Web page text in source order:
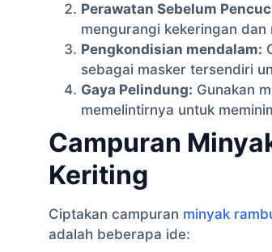
Perawatan Sebelum
mengurangi kekeringan dan
Pengkondisian mendalam:
sebagai masker tersendiri
Gaya Pelindung: Gunakan
memelintirnya untuk
Campuran
Keriting
Ciptakan campuran minyak
adalah beberapa ide: